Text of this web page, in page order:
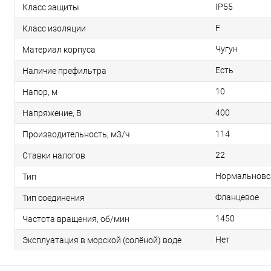
Класс защиты IP55
Класс изоляции F
Материал корпуса Чугун
Наличие префильтра Есть
Напор, м 10
Напряжение, В 400
Производительность, м3/ч 114
Ставки налогов 22
Тип
Тип соединения Фланцевое
Частота вращения, об/мин 1450
Эксплуатация в морской (солёной) воде Нет